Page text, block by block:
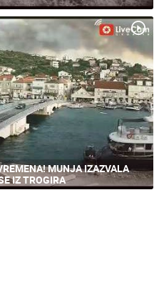
MUNJA IZAZVALA
IZ TROGIRA